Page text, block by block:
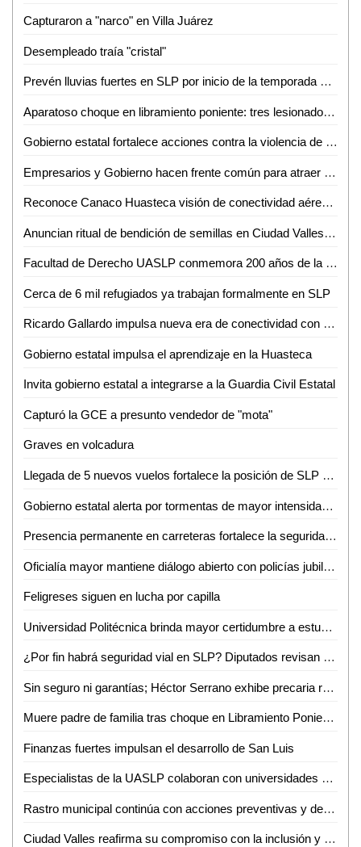
Capturaron a "narco" en Villa Juárez
Desempleado traía "cristal"
Prevén lluvias fuertes en SLP por inicio de la temporada de huracanes
Aparatoso choque en libramiento poniente: tres lesionados, dos de ellos graves
Gobierno estatal fortalece acciones contra la violencia de género
Empresarios y Gobierno hacen frente común para atraer nuevas empresas a SLP
Reconoce Canaco Huasteca visión de conectividad aérea de Gallardo para SLP
Anuncian ritual de bendición de semillas en Ciudad Valles para el 24 de junio
Facultad de Derecho UASLP conmemora 200 años de la primera Cátedra Prima de Leyes
Cerca de 6 mil refugiados ya trabajan formalmente en SLP
Ricardo Gallardo impulsa nueva era de conectividad con ampliación de rutas de Volaris
Gobierno estatal impulsa el aprendizaje en la Huasteca
Invita gobierno estatal a integrarse a la Guardia Civil Estatal
Capturó la GCE a presunto vendedor de "mota"
Graves en volcadura
Llegada de 5 nuevos vuelos fortalece la posición de SLP como destino turístico y de negocios
Gobierno estatal alerta por tormentas de mayor intensidad durante la noche
Presencia permanente en carreteras fortalece la seguridad de las familias potosinas
Oficialía mayor mantiene diálogo abierto con policías jubilados y pensionados
Feligreses siguen en lucha por capilla
Universidad Politécnica brinda mayor certidumbre a estudiantes
¿Por fin habrá seguridad vial en SLP? Diputados revisan a marchas forzadas "Ley Santi"
Sin seguro ni garantías; Héctor Serrano exhibe precaria realidad de prensa potosina
Muere padre de familia tras choque en Libramiento Poniente; su hijo continúa grave
Finanzas fuertes impulsan el desarrollo de San Luis
Especialistas de la UASLP colaboran con universidades de Estados Unidos en investigación sobre chikungunya
Rastro municipal continúa con acciones preventivas y de concientización contra el gusano barrenador del ganado
Ciudad Valles reafirma su compromiso con la inclusión y el respeto a la diversidad